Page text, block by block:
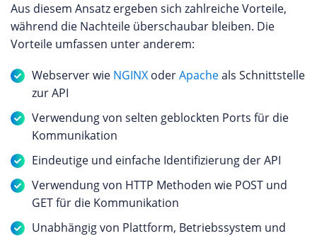
Aus diesem Ansatz ergeben sich zahlreiche Vorteile,
während die Nachteile überschaubar bleiben. Die
Vorteile umfassen unter anderem:
Webserver wie NGINX oderApacheals Schnittstelle
zur API
Verwendung von selten geblockten Ports für die
Kommunikation
Eindeutige und einfache Identifizierung der API
Verwendung von HTTP Methoden wie POST und
GET für die Kommunikation
Unabhängig von Plattform, Betriebssystem und